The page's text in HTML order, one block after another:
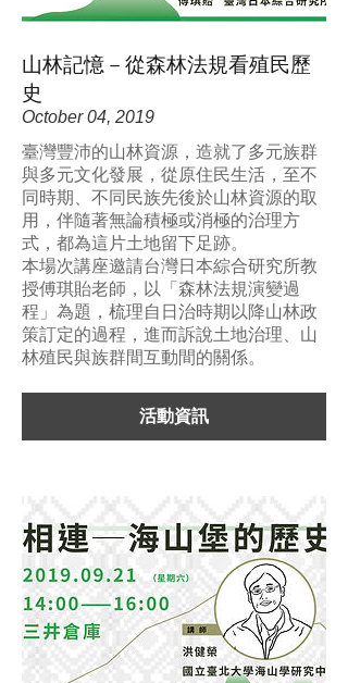
⼭林記憶－從森林法規看殖⺠歷
史
October 04, 2019
臺灣豐沛的山林資源，造就了多元族群
與多元文化發展，從原住民生活，至不
同時期、不同民族先後於山林資源的取
用，伴隨著無論積極或消極的治理方
式，都為這片土地留下足跡。
本場次講座邀請台灣日本綜合研究所教
授傅琪貽老師，以「森林法規演變過
程」為題，梳理自日治時期以降山林政
策訂定的過程，進而訴說土地治理、山
林殖民與族群間互動間的關係。
活動資訊